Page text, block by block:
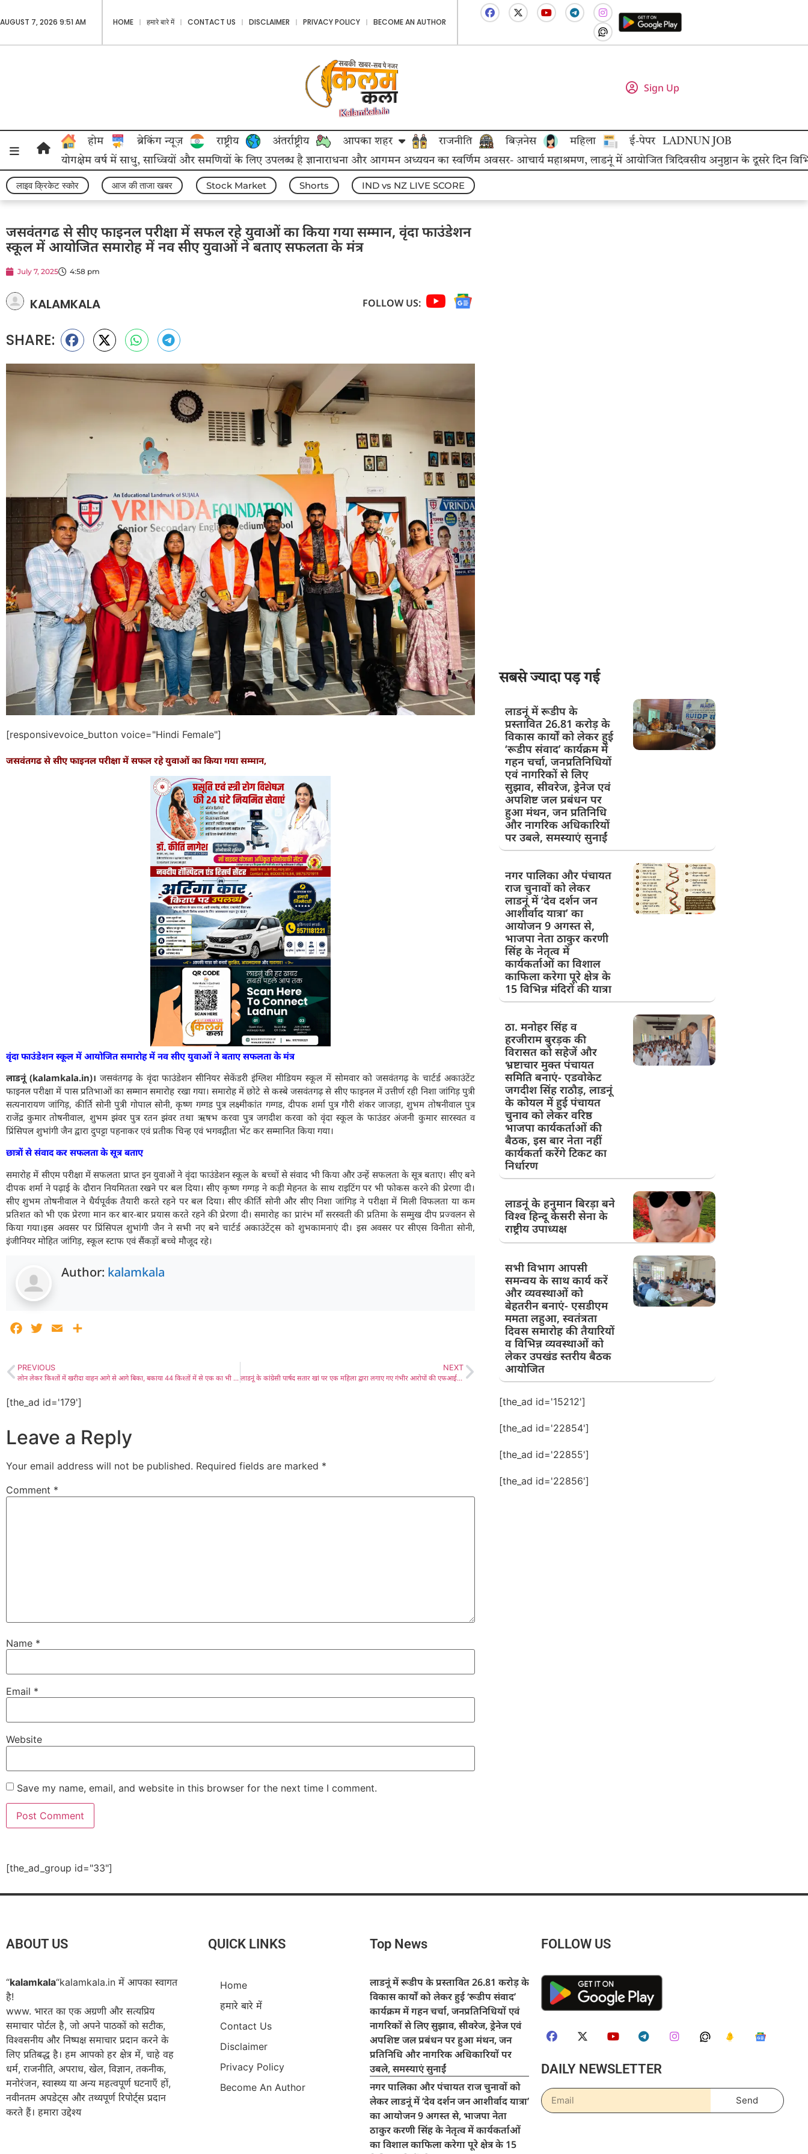
AUGUST 7, 2026 9:51 AM HOME हमारे बारे में CONTACT US DISCLAIMER PRIVACY POLICY BECOME AN AUTHOR
Sign Up
होम ब्रेकिंग न्यूज़ राष्ट्रीय अंतर्राष्ट्रीय आपका शहर राजनीति बिज़नेस महिला ई-पेपर
LADNUN JOB
योगक्षेम वर्ष में साधु, साध्वियों और समणियों के लिए उपलब्ध है ज्ञानाराधना और आगमन अध्ययन का स्वर्णिम अवसर- आचार्य महाश्रमण, लाडनूं में आयोजित त्रिदिवसीय अनुष्ठान के दूसरे दिन
लाइव क्रिकेट स्कोर आज की ताजा खबर Stock Market Shorts IND vs NZ LIVE SCORE
जसवंतगढ से सीए फाइनल परीक्षा में सफल रहे युवाओं का किया गया सम्मान, वृंदा फाउंडेशन
स्कूल में आयोजित समारोह में नव सीए युवाओं ने बताए सफलता के मंत्र
July 7, 2025 4:58 pm
KALAMKALA FOLLOW US:
SHARE:
[responsivevoice_button voice="Hindi Female"]
जसवंतगढ से सीए फाइनल परीक्षा में सफल रहे युवाओं का किया गया सम्मान,
वृंदा फाउंडेशन स्कूल में आयोजित समारोह में नव सीए युवाओं ने बताए सफलता के मंत्र
लाडनूं (kalamkala.in)। जसवंतगढ़ के वृंदा फाउंडेशन सीनियर सेकेंडरी इंग्लिश मीडियम स्कूल में सोमवार को जसवंतगढ़ के चार्टर्ड अकाउंटेंट
फाइनल परीक्षा में पास प्रतिभाओं का सम्मान समारोह रखा गया। समारोह में छोटे से कस्बे जसवंतगढ़ से सीए फाइनल में उत्तीर्ण रही निशा जांगिड़ पुत्री
सत्यनारायण जांगिड़, कीर्ति सोनी पुत्री गोपाल सोनी, कृष्ण गग्गड पुत्र लक्ष्मीकांत गग्गड, दीपक शर्मा पुत्र गौरी शंकर जाजड़ा, शुभम तोषनीवाल पुत्र
राजेंद्र कुमार तोषनीवाल, शुभम झंवर पुत्र रतन झंवर तथा ऋषभ करवा पुत्र जगदीश करवा को वृंदा स्कूल के फाउंडर अंजनी कुमार सारस्वत व
प्रिंसिपल शुभांगी जैन द्वारा दुपट्टा पहनाकर एवं प्रतीक चिन्ह एवं भगवद्गीता भेंट कर सम्मानित किया गया।
छात्रों से संवाद कर सफलता के सूत्र बताए
समारोह में सीएम परीक्षा में सफलता प्राप्त इन युवाओं ने वृंदा फाउंडेशन स्कूल के बच्चों से संवाद भी किया और उन्हें सफलता के सूत्र बताए। सीए बने
दीपक शर्मा ने पढ़ाई के दौरान नियमितता रखने पर बल दिया। सीए कृष्ण गग्गड़ ने कड़ी मेहनत के साथ राइटिंग पर भी फोकस करने की प्रेरणा दी।
सीए शुभम तोषनीवाल ने धैर्यपूर्वक तैयारी करते रहने पर बल दिया। सीए कीर्ति सोनी और सीए निशा जांगिड़ ने परीक्षा में मिली विफलता या कम
प्रतिशत को भी एक प्रेरणा मान कर बार-बार प्रयास करते रहने की प्रेरणा दी। समारोह का प्रारंभ माँ सरस्वती की प्रतिमा के सम्मुख दीप प्रज्वलन से
किया गया।इस अवसर पर प्रिंसिपल शुभांगी जैन ने सभी नए बने चार्टर्ड अकाउंटेंट्स को शुभकामनाएं दी। इस अवसर पर सीएस विनीता सोनी,
इंजीनियर मोहित जांगिड़, स्कूल स्टाफ एवं सैंकड़ों बच्चे मौजूद रहे।
Author: kalamkala
FacebookTwitterEmail
PREVIOUS
लोन लेकर किश्तों में खरीदा वाहन आगे से आगे बिका, बकाया 44 किश्तों में से एक का भी चुकारा नहीं किया, निम्बी जोधां के अरफान लखारा ने फतेहपुर के तारीफ खां और अलताफ चेजारा के खिलाफ धोखाधड़ी का मुकदमा दर्ज करवाया
NEXT
लाडनूं के कांग्रेसी पार्षद सतार खां पर एक महिला द्वारा लगाए गए गंभीर आरोपों की एफआईआर दर्ज कर पुलिस ने शुरू की जांच, पार्षद सत्तार खां पर हैं महिला को फोन पर पटाने, गंदी व अश्लील बातें करने, शारीरिक सम्बन्ध बनाने का दबाव डालने, उसकी निजी फोन वार्तालाप को वायरल कर उसे बदनाम करने के अति गंभीर आरोप
[the_ad id='179']
Leave a Reply
Your email address will not be published. Required fields are marked *
Comment *
Name *
Email *
Website
Save my name, email, and website in this browser for the next time I comment.
सबसे ज्यादा पड़ गई
लाडनूं में रूडीप के
प्रस्तावित 26.81 करोड़ के
विकास कार्यों को लेकर हुई
‘रूडीप संवाद’ कार्यक्रम में
गहन चर्चा, जनप्रतिनिधियों
एवं नागरिकों से लिए
सुझाव, सीवरेज, ड्रेनेज एवं
अपशिष्ट जल प्रबंधन पर
हुआ मंथन, जन प्रतिनिधि
और नागरिक अधिकारियों
पर उबले, समस्याएं सुनाईं
नगर पालिका और पंचायत
राज चुनावों को लेकर
लाडनूं में ‘देव दर्शन जन
आशीर्वाद यात्रा’ का
आयोजन 9 अगस्त से,
भाजपा नेता ठाकुर करणी
सिंह के नेतृत्व में
कार्यकर्ताओं का विशाल
काफिला करेगा पूरे क्षेत्र के
15 विभिन्न मंदिरों की यात्रा
ठा. मनोहर सिंह व
हरजीराम बुरड़क की
विरासत को सहेजें और
भ्रष्टाचार मुक्त पंचायत
समिति बनाएं- एडवोकेट
जगदीश सिंह राठौड़, लाडनूं
के कोयल में हुई पंचायत
चुनाव को लेकर वरिष्ठ
भाजपा कार्यकर्ताओं की
बैठक, इस बार नेता नहीं
कार्यकर्ता करेंगे टिकट का
निर्धारण
लाडनूं के हनुमान बिरड़ा बने
विश्व हिन्दू केसरी सेना के
राष्ट्रीय उपाध्यक्ष
सभी विभाग आपसी
समन्वय के साथ कार्य करें
और व्यवस्थाओं को
बेहतरीन बनाएं- एसडीएम
ममता लहुआ, स्वतंत्रता
दिवस समारोह की तैयारियों
व विभिन्न व्यवस्थाओं को
लेकर उपखंड स्तरीय बैठक
आयोजित
[the_ad id='15212']
[the_ad id='22854']
[the_ad id='22855']
[the_ad id='22856']
[the_ad_group id="33"]
ABOUT US
“kalamkala“kalamkala.in में आपका स्वागत
है!
www. भारत का एक अग्रणी और सत्यप्रिय
समाचार पोर्टल है, जो अपने पाठकों को सटीक,
विश्वसनीय और निष्पक्ष समाचार प्रदान करने के
लिए प्रतिबद्ध है। हम आपको हर क्षेत्र में, चाहे वह
धर्म, राजनीति, अपराध, खेल, विज्ञान, तकनीक,
मनोरंजन, स्वास्थ्य या अन्य महत्वपूर्ण घटनाएँ हों,
नवीनतम अपडेट्स और तथ्यपूर्ण रिपोर्ट्स प्रदान
करते हैं। हमारा उद्देश्य
QUICK LINKS
Home
हमारे बारे में
Contact Us
Disclaimer
Privacy Policy
Become An Author
Top News
लाडनूं में रूडीप के प्रस्तावित 26.81 करोड़ के
विकास कार्यों को लेकर हुई ‘रूडीप संवाद’
कार्यक्रम में गहन चर्चा, जनप्रतिनिधियों एवं
नागरिकों से लिए सुझाव, सीवरेज, ड्रेनेज एवं
अपशिष्ट जल प्रबंधन पर हुआ मंथन, जन
प्रतिनिधि और नागरिक अधिकारियों पर
उबले, समस्याएं सुनाईं
नगर पालिका और पंचायत राज चुनावों को
लेकर लाडनूं में ‘देव दर्शन जन आशीर्वाद यात्रा’
का आयोजन 9 अगस्त से, भाजपा नेता
ठाकुर करणी सिंह के नेतृत्व में कार्यकर्ताओं
का विशाल काफिला करेगा पूरे क्षेत्र के 15
FOLLOW US
DAILY NEWSLETTER
Send